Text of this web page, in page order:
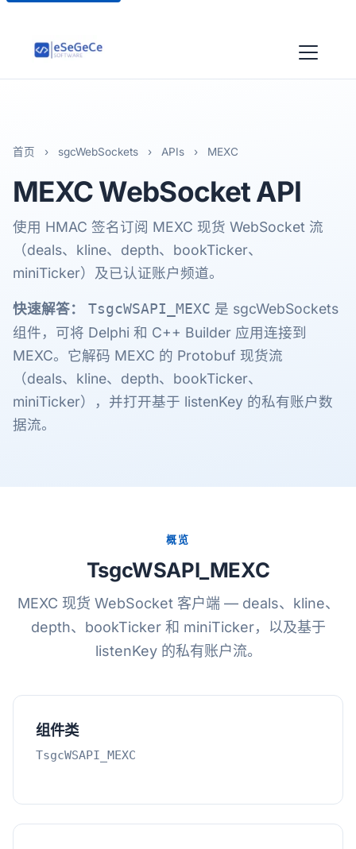
首页 › sgcWebSockets › APIs › MEXC
MEXCWebSocket API
使用 HMAC 签名订阅 MEXC 现货 WebSocket 流
（deals、kline、depth、bookTicker、
miniTicker）及已认证账户频道。
快速解答： TsgcWSAPI_MEXC 是 sgcWebSockets
组件，可将 Delphi 和 C++ Builder 应用连接到
MEXC。它解码 MEXC 的 Protobuf 现货流
（deals、kline、depth、bookTicker、
miniTicker），并打开基于 listenKey 的私有账户数
据流。
概览
TsgcWSAPI_MEXC
MEXC 现货 WebSocket 客户端 — deals、kline、
depth、bookTicker 和 miniTicker，以及基于
listenKey 的私有账户流。
组件类
TsgcWSAPI_MEXC